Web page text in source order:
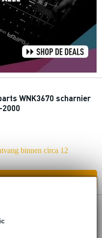
WNK3670 scharnier
2000
binnen circa 12
2000 hoofdtelefoon